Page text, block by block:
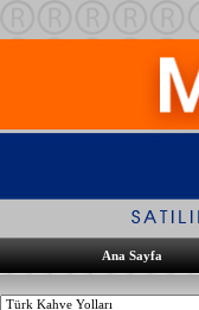
Ana Sayfa